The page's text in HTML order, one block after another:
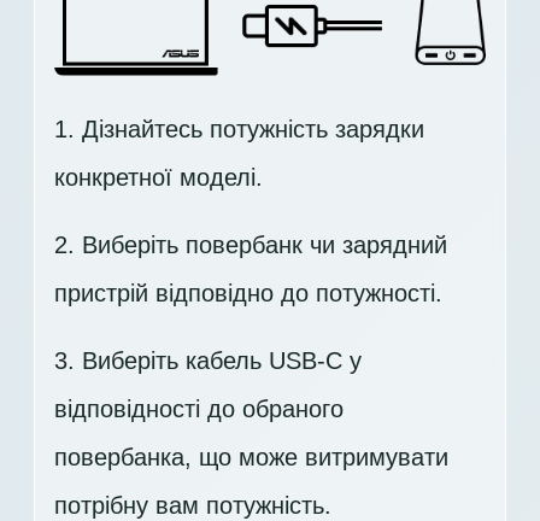
1. Дізнайтесь потужність зарядки
конкретної моделі.
2. Виберіть повербанк чи зарядний
пристрій відповідно до потужності.
3. Виберіть кабель USB-C у
відповідності до обраного
повербанка, що може витримувати
потрібну вам потужність.